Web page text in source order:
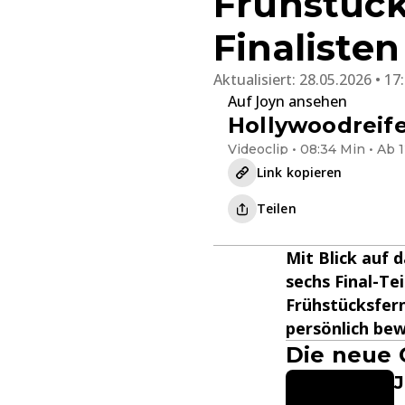
Aktualisiert: 28.05.2026 •
Auf Joyn ansehen
Videoclip • 08:34 Min • Ab
Link kopieren
Teilen
Mit Blick auf
sechs Final-
persönlich
Die neue